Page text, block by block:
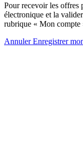
Pour recevoir les offres
électronique et la
rubrique « Mon compte
AnnulerEnregistrer